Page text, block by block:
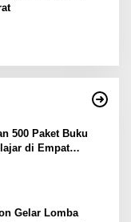
500 Paket Buku
di Empat
Gelar Lomba